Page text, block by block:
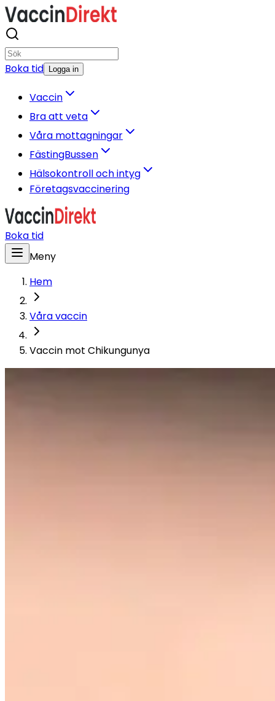
Boka tid Logga in
Vaccin
Bra att veta
Våra mottagningar
FästingBussen
Hälsokontroll och intyg
Företagsvaccinering
Boka tid
Meny
Hem
Våra vaccin
Vaccin mot Chikungunya